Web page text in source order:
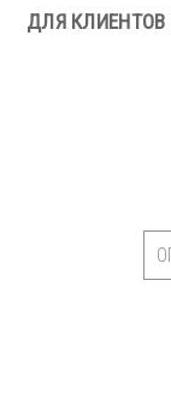
ДЛЯ КЛИЕНТОВ